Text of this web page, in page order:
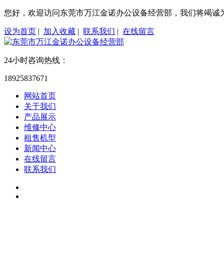
您好，欢迎访问东莞市万江金诺办公设备经营部，我们将竭诚
设为首页 | 加入收藏 | 联系我们 | 在线留言
24小时咨询热线：
18925837671
网站首页
关于我们
产品展示
维修中心
租售机型
新闻中心
在线留言
联系我们